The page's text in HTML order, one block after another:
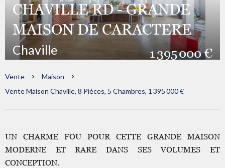
CHAVILLE RD - GRANDE
MAISON DE CARACTERE
Chaville 1 395 000 €
Vente
Maison
Vente Maison Chaville, 8 Pièces, 5 Chambres, 1 395 000 €
UN CHARME FOU POUR CETTE GRANDE MAISON
MODERNE ET RARE DANS SES VOLUMES ET
CONCEPTION.